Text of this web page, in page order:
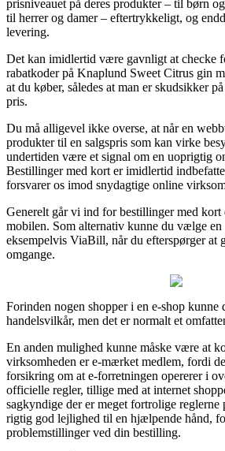
prisniveauet på deres produkter – til børn
til herrer og damer – eftertrykkeligt, og
levering.
Det kan imidlertid være gavnligt at checke
rabatkoder på Knaplund Sweet Citrus gin
at du køber, således at man er skudsikker
pris.
Du må alligevel ikke overse, at når en
produkter til en salgspris som kan virke
undertiden være et signal om en uoprigtig
Bestillinger med kort er imidlertid
forsvarer os imod snydagtige online
Generelt går vi ind for bestillinger med kort
mobilen. Som alternativ kunne du vælge en
eksempelvis ViaBill, når du efterspørger at
omgange.
Forinden nogen shopper i en e-shop kunne
handelsvilkår, men det er normalt et
En anden mulighed kunne måske være at
virksomheden er e-mærket medlem, fordi
forsikring om at e-forretningen opererer i
officielle regler, tillige med at internet
sagkyndige der er meget fortrolige reglerne
rigtig god lejlighed til en hjælpende hånd,
problemstillinger ved din bestilling.